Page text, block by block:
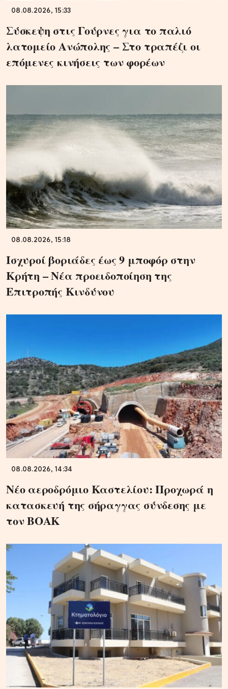
08.08.2026, 15:33
Σύσκεψη στις Γούρνες για το παλιό
λατομείο Ανώπολης – Στο τραπέζι οι
επόμενες κινήσεις των φορέων
08.08.2026, 15:18
Ισχυροί βοριάδες έως 9 μποφόρ στην
Κρήτη – Νέα προειδοποίηση της
Επιτροπής Κινδύνου
08.08.2026, 14:34
Νέο αεροδρόμιο Καστελίου: Προχωρά η
κατασκευή της σήραγγας σύνδεσης με
τον ΒΟΑΚ